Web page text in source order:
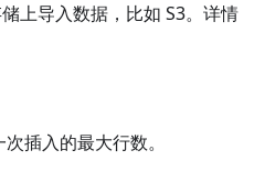
上导入数据，比如 S3。详情
插入的最大行数。